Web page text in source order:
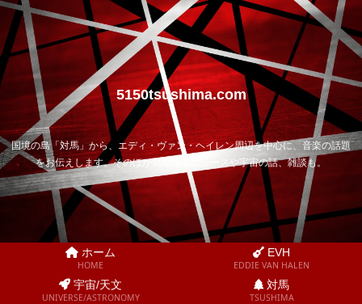
5150tsushima.com
国境の島「対馬」から、エディ・ヴァン・ヘイレン周辺を中心に、音楽の話題
をお伝えします。そのほか気になるニュースや宇宙の話、雑談も。
ホーム
HOME
EVH
EDDIE VAN HALEN
宇宙/天文
UNIVERSE/ASTRONOMY
対馬
TSUSHIMA